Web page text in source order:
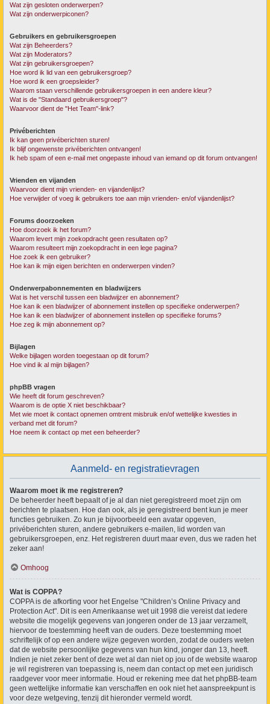
Wat zijn gesloten onderwerpen?
Wat zijn onderwerpiconen?
Gebruikers en gebruikersgroepen
Wat zijn Beheerders?
Wat zijn Moderators?
Wat zijn gebruikersgroepen?
Hoe word ik lid van een gebruikersgroep?
Hoe word ik een groepsleider?
Waarom staan verschillende gebruikersgroepen in een andere kleur?
Wat is de "Standaard gebruikersgroep"?
Waarvoor dient de "Het Team"-link?
Privéberichten
Ik kan geen privéberichten sturen!
Ik blijf ongewenste privéberichten ontvangen!
Ik heb spam of een e-mail met ongepaste inhoud van iemand op dit forum ontvangen!
Vrienden en vijanden
Waarvoor dient mijn vrienden- en vijandenlijst?
Hoe verwijder of voeg ik gebruikers toe aan mijn vrienden- en/of vijandenlijst?
Forums doorzoeken
Hoe doorzoek ik het forum?
Waarom levert mijn zoekopdracht geen resultaten op?
Waarom resulteert mijn zoekopdracht in een lege pagina?
Hoe zoek ik een gebruiker?
Hoe kan ik mijn eigen berichten en onderwerpen vinden?
Onderwerpabonnementen en bladwijzers
Wat is het verschil tussen een bladwijzer en abonnement?
Hoe kan ik een bladwijzer of abonnement instellen op specifieke onderwerpen?
Hoe kan ik een bladwijzer of abonnement instellen op specifieke forums?
Hoe zeg ik mijn abonnement op?
Bijlagen
Welke bijlagen worden toegestaan op dit forum?
Hoe vind ik al mijn bijlagen?
phpBB vragen
Wie heeft dit forum geschreven?
Waarom is de optie X niet beschikbaar?
Met wie moet ik contact opnemen omtrent misbruik en/of wettelijke kwesties in
verband met dit forum?
Hoe neem ik contact op met een beheerder?
Aanmeld- en registratievragen
Waarom moet ik me registreren?
De beheerder heeft bepaalt of je al dan niet geregistreerd moet zijn om
berichten te plaatsen. Hoe dan ook, als je geregistreerd bent kun je meer
functies gebruiken. Zo kun je bijvoorbeeld een avatar opgeven,
privéberichten sturen, andere gebruikers e-mailen, lid worden van
gebruikersgroepen, enz. Het registreren duurt maar even, dus we raden het
zeker aan!
Omhoog
Wat is COPPA?
COPPA is de afkorting voor het Engelse "Children’s Online Privacy and
Protection Act". Dit is een Amerikaanse wet uit 1998 die vereist dat iedere
website die mogelijk gegevens van jongeren onder de 13 jaar verzamelt,
hiervoor de toestemming heeft van de ouders. Deze toestemming moet
schriftelijk of op een andere wijze gegeven worden, zodat de ouders weten
dat de website persoonlijke gegevens van hun kind, jonger dan 13, heeft.
Indien je niet zeker bent of deze wet al dan niet op jou of de website waarop
je wil registreren van toepassing is, neem dan contact op met een juridisch
raadgever voor meer informatie. Houd er rekening mee dat het phpBB-team
geen wettelijke informatie kan verschaffen en ook niet het aanspreekpunt is
voor deze wetgeving, tenzij dit hieronder vermeld wordt.